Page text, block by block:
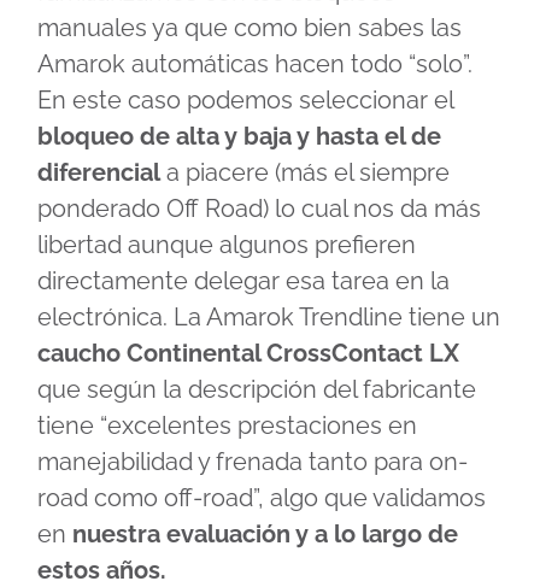
manuales ya que como bien sabes las
Amarok automáticas hacen todo “solo”.
En este caso podemos seleccionar el
bloqueo de alta y baja y hasta el de
diferenciala piacere (más el siempre
ponderado Off Road) lo cual nos da más
libertad aunque algunos prefieren
directamente delegar esa tarea en la
electrónica. La Amarok Trendline tiene un
caucho Continental CrossContact LX
que según la descripción del fabricante
tiene “excelentes prestaciones en
manejabilidad y frenada tanto para on-
road como off-road”, algo que validamos
en nuestra evaluación y a lo largo de
estos años.